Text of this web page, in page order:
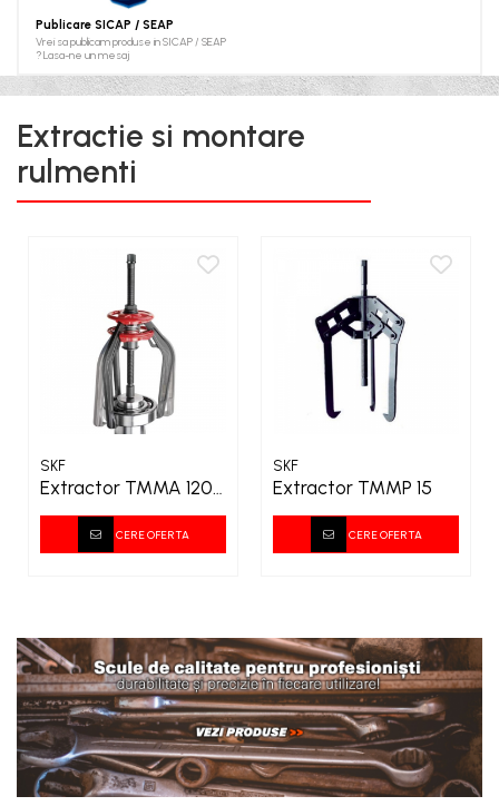
XPB
XPZ
Publicare SICAP / SEAP
Vrei sa publicam produse in SICAP / SEAP
? Lasa-ne un mesaj
Extractie si montare
rulmenti
SKF
Extractor TMMA 120
CERE OFERTA
SKF
Extractor TMMP 15
CERE OFERTA